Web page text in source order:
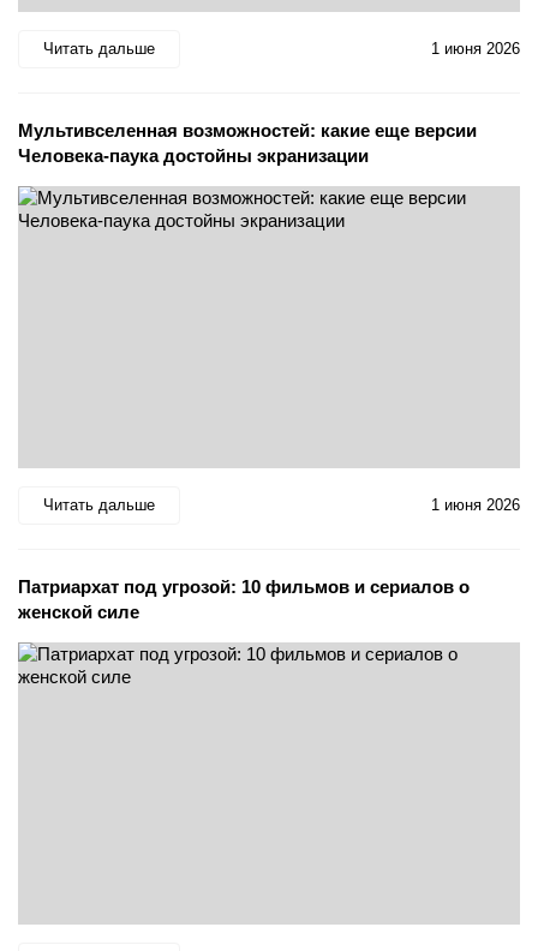
Читать дальше 1 июня 2026
Мультивселенная возможностей: какие еще версии
Человека-паука достойны экранизации
Читать дальше 1 июня 2026
Патриархат под угрозой: 10 фильмов и сериалов о
женской силе